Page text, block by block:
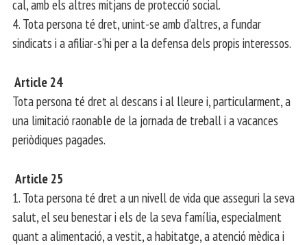
cal, amb els altres mitjans de protecció social.
4. Tota persona té dret, unint-se amb d’altres, a fundar
sindicats i a afiliar-s’hi per a la defensa dels propis interessos.
Article 24
Tota persona té dret al descans i al lleure i, particularment, a
una limitació raonable de la jornada de treball i a vacances
periòdiques pagades.
Article 25
1. Tota persona té dret a un nivell de vida que asseguri la seva
salut, el seu benestar i els de la seva família, especialment
quant a alimentació, a vestit, a habitatge, a atenció mèdica i